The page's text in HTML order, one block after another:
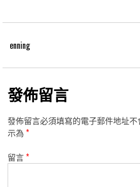
enning
發佈留言
發佈留言必須填寫的電子郵件地址不
示為 *
留言*